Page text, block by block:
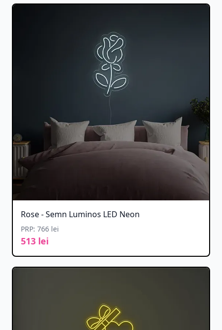
Rose - Semn Luminos LED Neon
PRP: 766 lei
513 lei